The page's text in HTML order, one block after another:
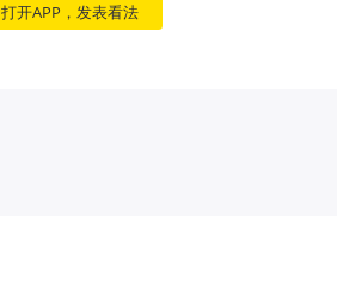
打开APP，发表看法